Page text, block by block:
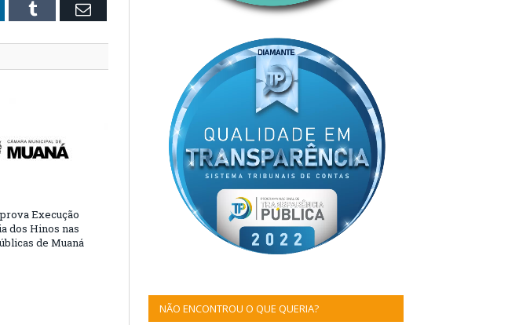
Tumblr Email
Execução
dos Hinos nas
de Muaná
NÃO ENCONTROU O QUE QUERIA?